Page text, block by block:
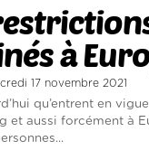
à
17 novembre 2021
qu’entrent en
et aussi forcément à